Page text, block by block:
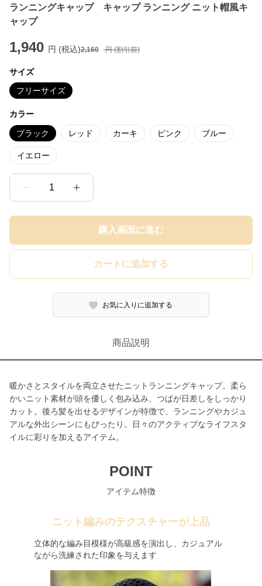
ランニングキャップ キャップ ランニング ニット帽風キ
ャップ
1,940 円 (税込)2,160 円 (割引前)
サイズ
フリーサイズ
カラー
ブラック レッド カーキ ピンク ブルー
イエロー
1
購入画面に進む
カートに追加する
お気に入りに追加する
商品説明
暖かさとスタイルを両立させたニットランニングキャップ。柔ら
かいニット素材が頭を優しく包み込み、つばが日差しをしっかり
カット。後ろ髪を出せるデザインが特徴で、ランニングやカジュ
アルな外出シーンにもぴったり。日々のアクティブなライフスタ
イルに彩りを加えるアイテム。
POINT
アイテム特徴
ニット編みのテクスチャーが上品
立体的な編み目模様が高級感を演出し、カジュアル
ながら洗練された印象を与えます